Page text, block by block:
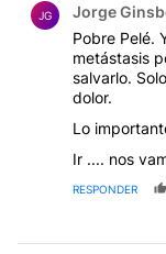
JG Jorge
Pobre Pelé.
metástasis
salvarlo.
dolor.
Lo
Ir .... nos
RESPONDER